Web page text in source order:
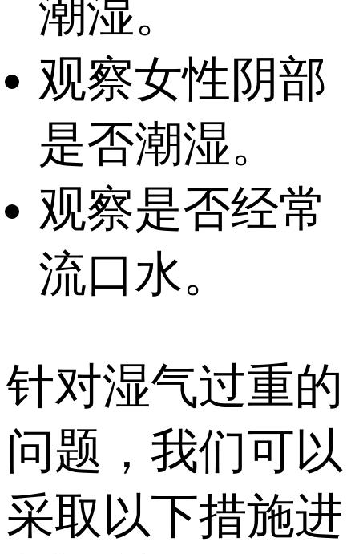
潮湿。
观察女性阴部
是否潮湿。
观察是否经常
流口水。
针对湿气过重的
问题，我们可以
采取以下措施进